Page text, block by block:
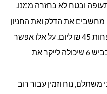
ובטח לא בחזרה ממנו.
מחשבים את הדלק ואת החניון
בנתב"ג שהוא בעלות של לפחות 45 ₪ ליום. על אלו אפשר
להוסיף הוצאה של נסיעה בכביש 6 שיכולה לייקר את
משתלם, נוח וזמין עבור רוב